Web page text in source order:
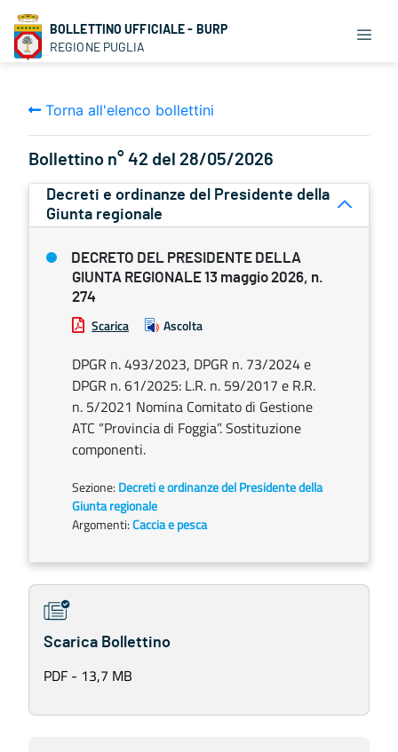
BOLLETTINO UFFICIALE - BURP
REGIONE PUGLIA
Torna all'elenco bollettini
Bollettino n° 42 del 28/05/2026
Decreti e ordinanze del Presidente della
Giunta regionale
DECRETO DEL PRESIDENTE DELLA
GIUNTA REGIONALE 13 maggio 2026, n.
274
Scarica Ascolta
DPGR n. 493/2023, DPGR n. 73/2024 e
DPGR n. 61/2025: L.R. n. 59/2017 e R.R.
n. 5/2021 Nomina Comitato di Gestione
ATC “Provincia di Foggia”. Sostituzione
componenti.
Sezione: Decreti e ordinanze del Presidente della
Giunta regionale
Argomenti:Caccia e pesca
Scarica Bollettino
PDF - 13,7 MB